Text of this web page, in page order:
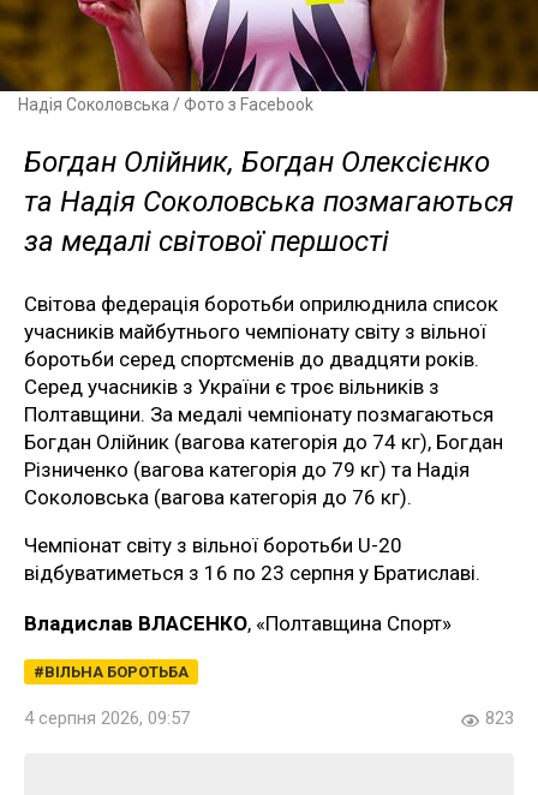
Надія Соколовська / Фото з Facebook
Богдан Олійник, Богдан Олексієнко
та Надія Соколовська позмагаються
за медалі світової першості
Світова федерація боротьби оприлюднила список
учасників майбутнього чемпіонату світу з вільної
боротьби серед спортсменів до двадцяти років.
Серед учасників з України є троє вільників з
Полтавщини. За медалі чемпіонату позмагаються
Богдан Олійник (вагова категорія до 74 кг), Богдан
Різниченко (вагова категорія до 79 кг) та Надія
Соколовська (вагова категорія до 76 кг).
Чемпіонат світу з вільної боротьби U-20
відбуватиметься з 16 по 23 серпня у Братиславі.
Владислав ВЛАСЕНКО, «Полтавщина Спорт»
ВІЛЬНА БОРОТЬБА
4 серпня 2026, 09:57 823